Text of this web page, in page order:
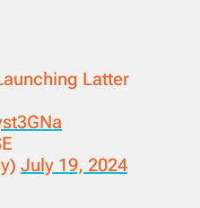
Latter
July 19, 2024